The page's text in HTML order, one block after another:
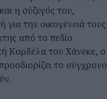
η σύζυγός του,
την οικογένειά τους
από το πεδίο
Κορδέλα του Χάνεκε, ο
το σύγχρονο